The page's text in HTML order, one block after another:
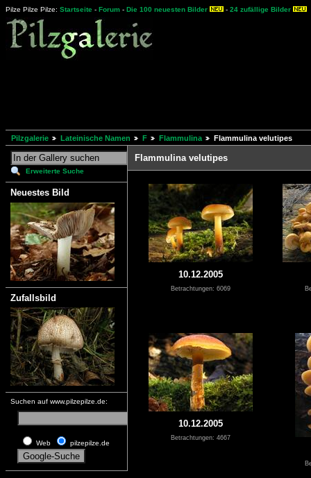
Pilze Pilze Pilze: Startseite - Forum - Die 100 neuesten Bilder - 24 zufällige Bilder
Pilzgalerie Lateinische Namen F Flammulina Flammulina velutipes
Erweiterte Suche
Neuestes Bild
Zufallsbild
Suchen auf www.pilzepilze.de:
Web pilzepilze.de
Flammulina velutipes
10.12.2005
Betrachtungen: 6069
10.12.2005
Betrachtungen: 4667